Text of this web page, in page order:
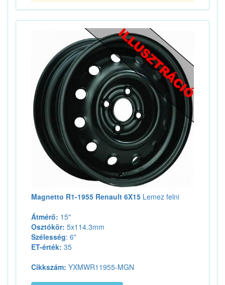
Magnetto R1-1955 Renault 6X15 Lemez felni
Átmérő: 15"
Osztókör: 5x114.3mm
Szélesség: 6"
ET-érték: 35
Cikkszám: YXMWR11955-MGN